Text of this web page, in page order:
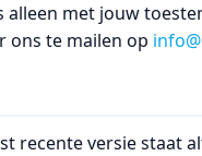
met jouw
ons te mailen op
recente versie staat